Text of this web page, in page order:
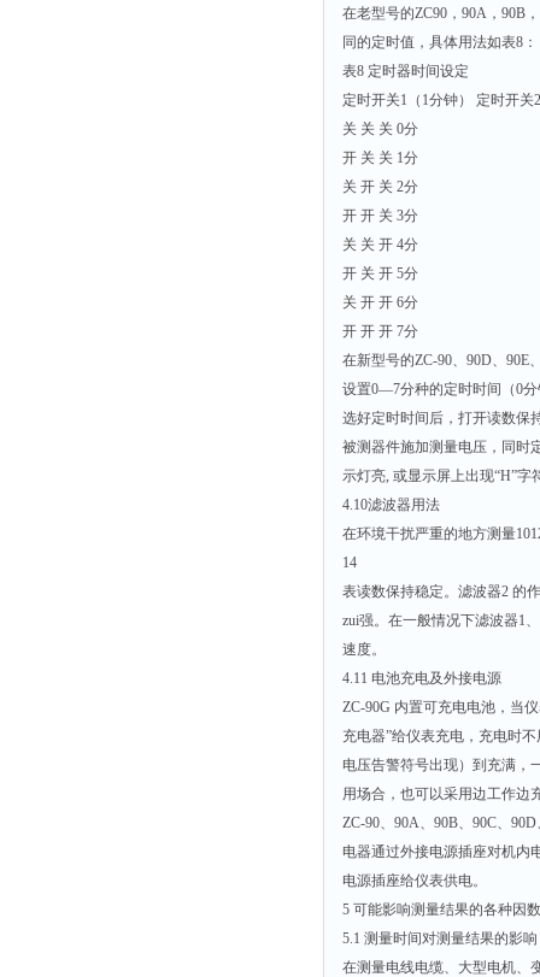
在老型号的ZC90，90A，90B
同的定时值，具体用法如表8：
表8 定时器时间设定
定时开关1（1分钟） 定时开
关 关 关 0分
开 关 关 1分
关 开 关 2分
开 开 关 3分
关 关 开 4分
开 关 开 5分
关 开 开 6分
开 开 开 7分
在新型号的ZC-90、90D、90E
设置0—7分种的定时时间（0
选好定时时间后，打开读数保
被测器件施加测量电压，同时
示灯亮, 或显示屏上出现“H”字
4.10滤波器用法
在环境干扰严重的地方测量
14
表读数保持稳定。滤波器2 的
zui强。在一般情况下滤波器1
速度。
4.11 电池充电及外接电源
ZC-90G 内置可充电电池，当
充电器”给仪表充电，充电时
电压告警符号出现）到充满，
用场合，也可以采用边工作边
ZC-90、90A、90B、90C、
电器通过外接电源插座对机内
电源插座给仪表供电。
5 可能影响测量结果的各种因数
5.1 测量时间对测量结果的影响
在测量电线电缆、大型电机、